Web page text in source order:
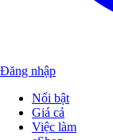
Đăng nhập
Nổi bật
Giá cả
Việc làm